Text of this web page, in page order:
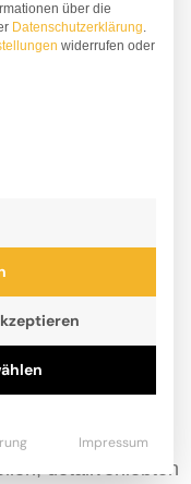
Berlin, studierte
arbeitet heute als
detailverliebten
über die
Datenschutzerklärung.
widerrufen oder
Gruppen, für die
Impressum